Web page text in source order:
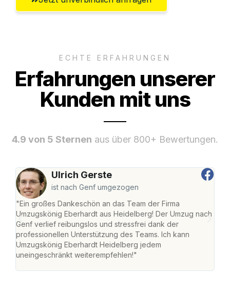
ECHTE ERFAHRUNGEN
Erfahrungen unserer
Kunden mit uns
4.9 von 5 Sternen aus über 800+ Bewertungen.
Ulrich Gerste
ist nach Genf umgezogen
"Ein großes Dankeschön an das Team der Firma
Umzugskönig Eberhardt aus Heidelberg! Der Umzug nach
Genf verlief reibungslos und stressfrei dank der
professionellen Unterstützung des Teams. Ich kann
Umzugskönig Eberhardt Heidelberg jedem
uneingeschränkt weiterempfehlen!"